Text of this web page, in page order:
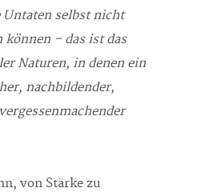
Untaten selbst nicht
können – das ist das
Naturen, in denen ein
nachbildender,
von Stärke zu